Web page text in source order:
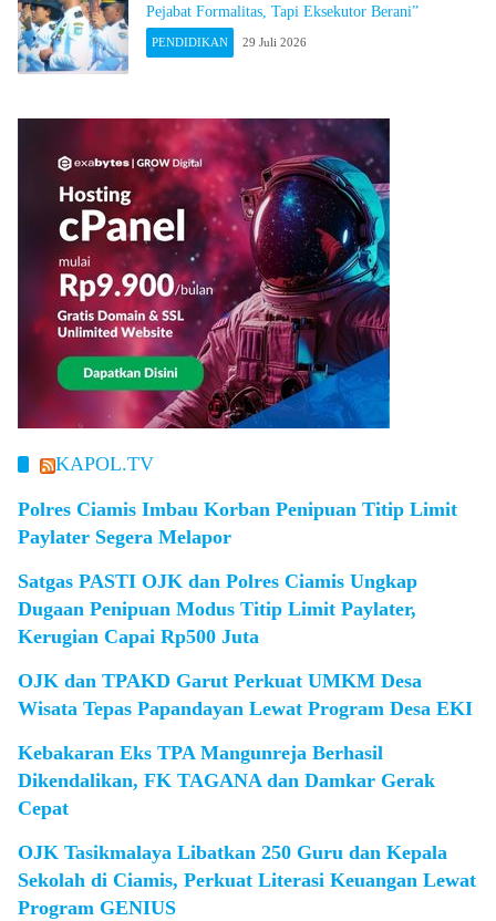
Pejabat Formalitas, Tapi Eksekutor Berani”
PENDIDIKAN 29 Juli 2026
KAPOL.TV
Polres Ciamis Imbau Korban Penipuan Titip Limit
Paylater Segera Melapor
Satgas PASTI OJK dan Polres Ciamis Ungkap
Dugaan Penipuan Modus Titip Limit Paylater,
Kerugian Capai Rp500 Juta
OJK dan TPAKD Garut Perkuat UMKM Desa
Wisata Tepas Papandayan Lewat Program Desa EKI
Kebakaran Eks TPA Mangunreja Berhasil
Dikendalikan, FK TAGANA dan Damkar Gerak
Cepat
OJK Tasikmalaya Libatkan 250 Guru dan Kepala
Sekolah di Ciamis, Perkuat Literasi Keuangan Lewat
Program GENIUS